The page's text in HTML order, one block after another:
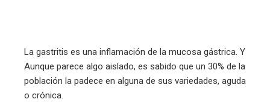
La gastritis es una inflamación de la mucosa gástrica. Y
Aunque parece algo aislado, es sabido que un 30% de la
población la padece en alguna de sus variedades, aguda
o crónica.